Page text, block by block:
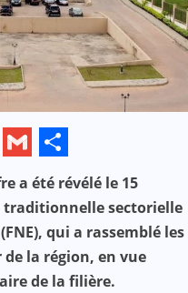
Gmail
Share
a été révélé le 15
traditionnelle sectorielle
qui a rassemblé les
la région, en vue
de la filière.